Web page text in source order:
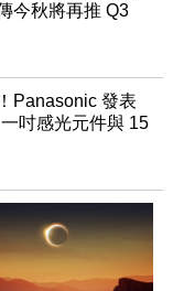
今秋將再推 Q3
Panasonic 發表
吋感光元件與 15